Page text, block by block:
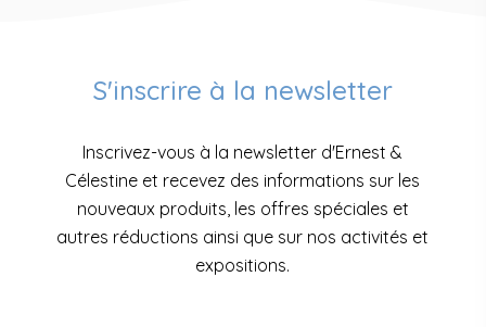
S'inscrire à la newsletter
Inscrivez-vous à la newsletter d'Ernest &
Célestine et recevez des informations sur les
nouveaux produits, les offres spéciales et
autres réductions ainsi que sur nos activités et
expositions.